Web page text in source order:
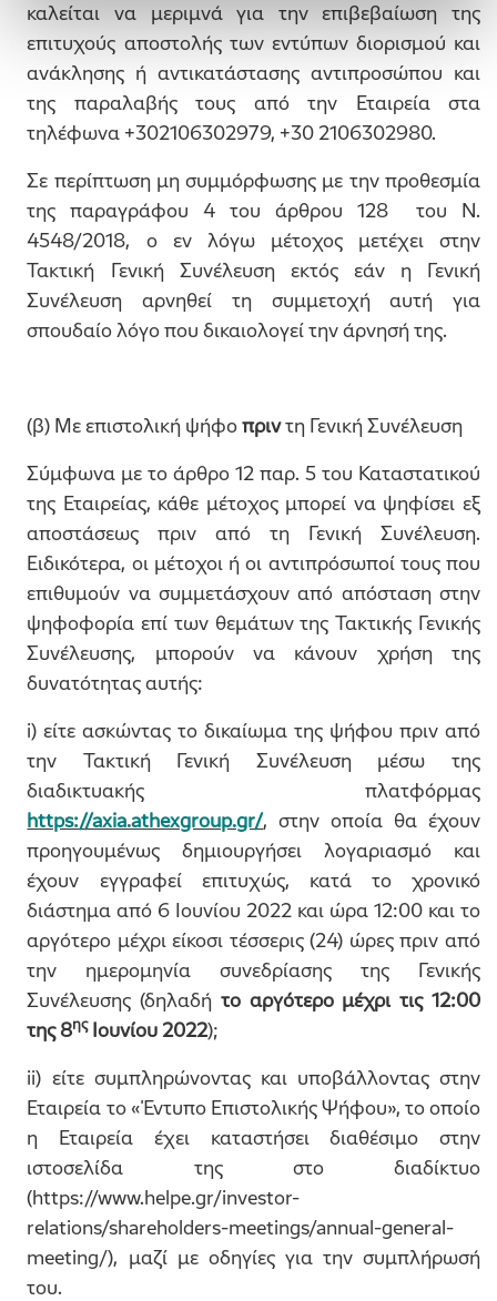
καλείται να μεριμνά για την επιβεβαίωση της
επιτυχούς αποστολής των εντύπων διορισμού και
ανάκλησης ή αντικατάστασης αντιπροσώπου και
της παραλαβής τους από την Εταιρεία στα
τηλέφωνα +302106302979, +30 2106302980.
Σε περίπτωση μη συμμόρφωσης με την προθεσμία
της παραγράφου 4 του άρθρου 128 του Ν.
4548/2018, ο εν λόγω μέτοχος μετέχει στην
Τακτική Γενική Συνέλευση εκτός εάν η Γενική
Συνέλευση αρνηθεί τη συμμετοχή αυτή για
σπουδαίο λόγο που δικαιολογεί την άρνησή της.
(β) Με επιστολική ψήφοπριντη Γενική Συνέλευση
Σύμφωνα με το άρθρο 12 παρ. 5 του Καταστατικού
της Εταιρείας, κάθε μέτοχος μπορεί να ψηφίσει εξ
αποστάσεως πριν από τη Γενική Συνέλευση.
Ειδικότερα, οι μέτοχοι ή οι αντιπρόσωποί τους που
επιθυμούν να συμμετάσχουν από απόσταση στην
ψηφοφορία επί των θεμάτων της Τακτικής Γενικής
Συνέλευσης, μπορούν να κάνουν χρήση της
δυνατότητας αυτής:
i) είτε ασκώντας το δικαίωμα της ψήφου πριν από
την Τακτική Γενική Συνέλευση μέσω της
διαδικτυακής πλατφόρμας
https://axia.athexgroup.gr/, στην οποία θα έχουν
προηγουμένως δημιουργήσει λογαριασμό και
έχουν εγγραφεί επιτυχώς, κατά το χρονικό
διάστημα από 6 Ιουνίου 2022 και ώρα 12:00 και το
αργότερο μέχρι είκοσι τέσσερις (24) ώρες πριν από
την ημερομηνία συνεδρίασης της Γενικής
Συνέλευσης (δηλαδή το αργότερο μέχρι τις 12:00
της 8ηςΙουνίου 2022);
ii) είτε συμπληρώνοντας και υποβάλλοντας στην
Εταιρεία το «Έντυπο Επιστολικής Ψήφου», το οποίο
η Εταιρεία έχει καταστήσει διαθέσιμο στην
ιστοσελίδα της στο διαδίκτυο
(https://www.helpe.gr/investor-
relations/shareholders-meetings/annual-general-
meeting/), μαζί με οδηγίες για την συμπλήρωσή
του.